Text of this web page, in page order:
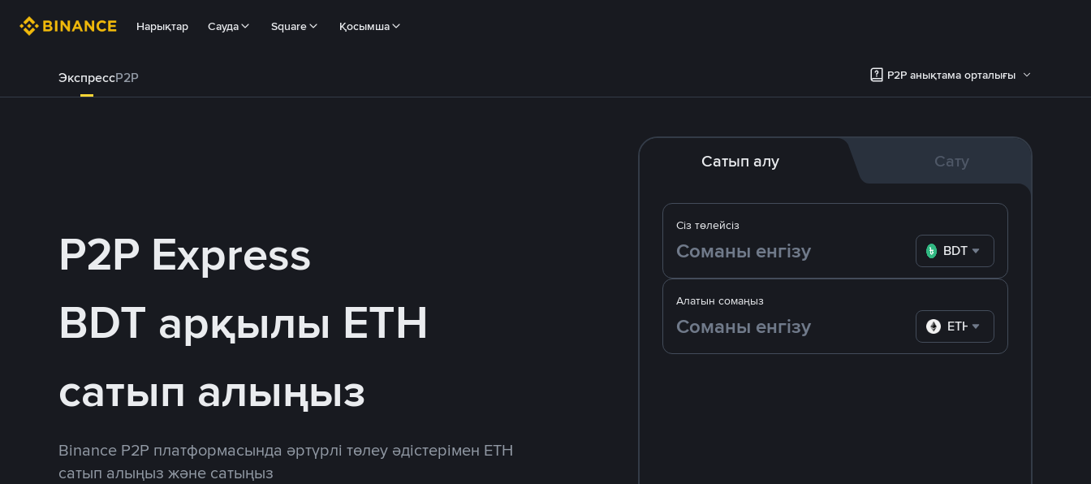
Нарықтар Сауда Square Қосымша
ЭкспрессP2P P2P анықтама орталығы
P2P Express
BDT арқылы ETH
сатып алыңыз
Binance P2P платформасында әртүрлі төлеу әдістерімен ETH
сатып алыңыз және сатыңыз
Сатып алу Сату
Сіз төлейсіз
BDT
Алатын сомаңыз
ETH